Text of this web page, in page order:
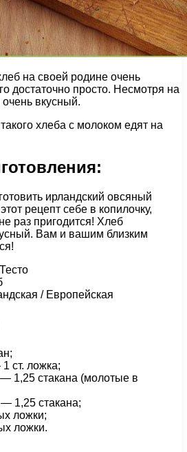
на своей родине очень
достаточно просто. Несмотря на
вкусный.
хлеба с молоком едят на
ирландский овсяный
рецепт себе в копилочку,
раз пригодится! Хлеб
Вам и вашим близким
/ Европейская
ст. ложка;
1,25 стакана (молотые в
1,25 стакана;
ложки;
ложки.